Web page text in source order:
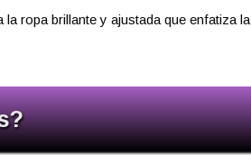
ropa brillante y ajustada que enfatiza la